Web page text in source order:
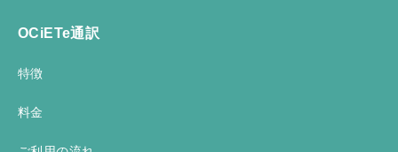
OCiETe通訳
特徴
料金